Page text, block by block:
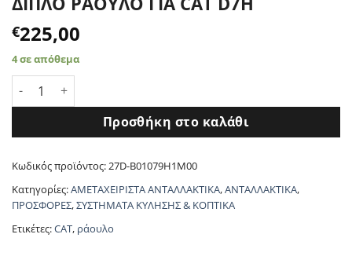
€225,00
4 σε απόθεμα
ΔΙΠΛΟ ΡΑΟΥΛΟ ΓΙΑ CAT D7H ποσότητα
Προσθήκη στο καλάθι
Κωδικός προϊόντος:27D-B01079H1M00
Κατηγορίες:ΑΜΕΤΑΧΕΙΡΙΣΤΑ ΑΝΤΑΛΛΑΚΤΙΚΑ,ΑΝΤΑΛΛΑΚΤΙΚΑ,
ΠΡΟΣΦΟΡΕΣ,ΣΥΣΤΗΜΑΤΑ ΚΥΛΗΣΗΣ & ΚΟΠΤΙΚΑ
Ετικέτες:CAT, ράουλο